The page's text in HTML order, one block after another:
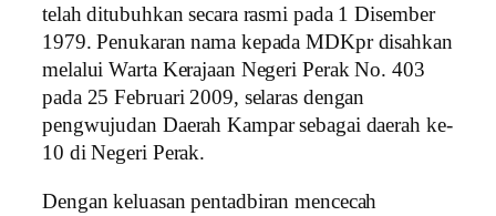
telah ditubuhkan secara rasmi pada 1 Disember
1979. Penukaran nama kepada MDKpr disahkan
melalui Warta Kerajaan Negeri Perak No. 403
pada 25 Februari 2009, selaras dengan
pengwujudan Daerah Kampar sebagai daerah ke-
10 di Negeri Perak.
Dengan keluasan pentadbiran mencecah